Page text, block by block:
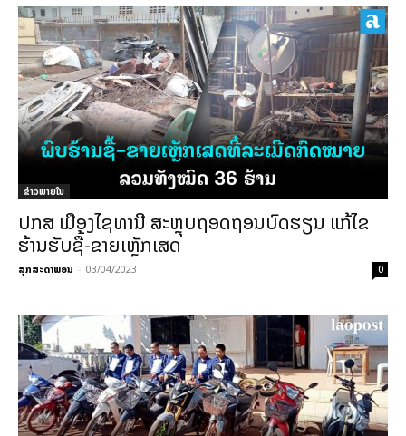
ຂ່າວພາຍ​ໃນ
ປກສ ເມືອງໄຊທານີ ສະຫຼຸບຖອດຖອນບົດຮຽນ ແກ້ໄຂ
ຮ້ານຮັບຊື້-ຂາຍເຫຼັກເສດ
ສຸກສະດາພອນ - 03/04/2023 0